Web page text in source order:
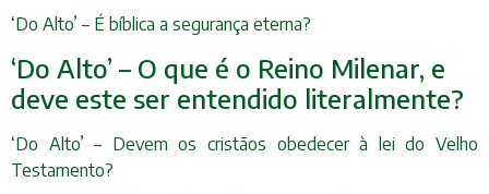
‘Do Alto’ – É bíblica a segurança eterna?
‘Do Alto’ – O que é o Reino Milenar, e
deve este ser entendido literalmente?
‘Do Alto’ – Devem os cristãos obedecer à lei do Velho
Testamento?